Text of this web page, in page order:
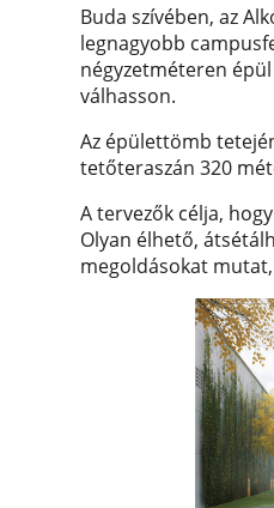
Buda szívében, az
legnagyobb
négyzetméteren
válhasson.
Az épülettömb
tetőteraszán 320
A tervezők célja,
Olyan élhető,
megoldásokat